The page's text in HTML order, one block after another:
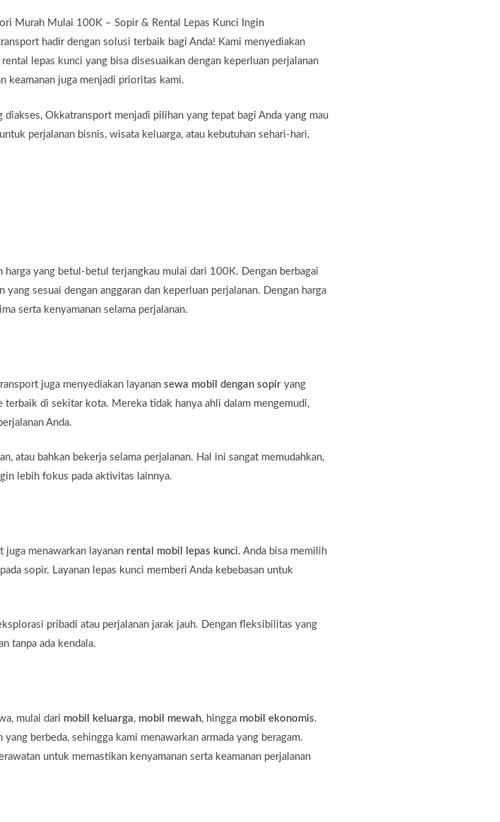
Murah Mulai 100K – Sopir & Rental Lepas Kunci Ingin
hadir dengan solusi terbaik bagi Anda! Kami menyediakan
lepas kunci yang bisa disesuaikan dengan keperluan perjalanan
keamanan juga menjadi prioritas kami.
Okkatransport menjadi pilihan yang tepat bagi Anda yang mau
perjalanan bisnis, wisata keluarga, atau kebutuhan sehari-hari,
yang betul-betul terjangkau mulai dari 100K. Dengan berbagai
sesuai dengan anggaran dan keperluan perjalanan. Dengan harga
serta kenyamanan selama perjalanan.
juga menyediakan layanan sewa mobil dengan sopir yang
di sekitar kota. Mereka tidak hanya ahli dalam mengemudi,
Anda.
atau bahkan bekerja selama perjalanan. Hal ini sangat memudahkan,
lebih fokus pada aktivitas lainnya.
juga menawarkan layanan rental mobil lepas kunci. Anda bisa memilih
sopir. Layanan lepas kunci memberi Anda kebebasan untuk
pribadi atau perjalanan jarak jauh. Dengan fleksibilitas yang
tanpa ada kendala.
mulai dari mobil keluarga, mobil mewah, hingga mobil ekonomis.
berbeda, sehingga kami menawarkan armada yang beragam.
untuk memastikan kenyamanan serta keamanan perjalanan